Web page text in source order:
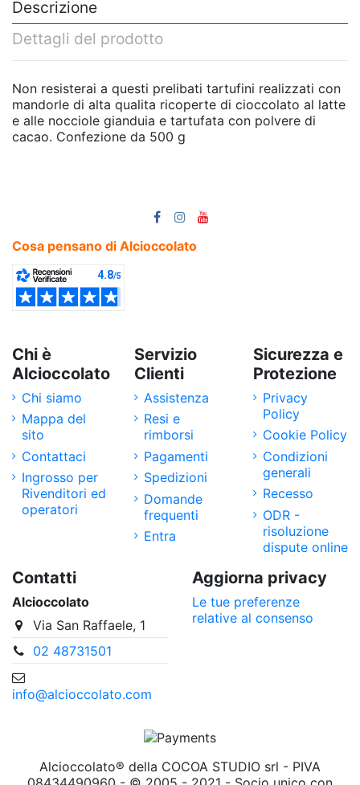
Descrizione
Dettagli del prodotto
Non resisterai a questi prelibati tartufini realizzati con
mandorle di alta qualita ricoperte di cioccolato al latte
e alle nocciole gianduia e tartufata con polvere di
cacao. Confezione da 500 g
Cosa pensano di Alcioccolato
Chi è
Alcioccolato
Chi siamo
Mappa del
sito
Contattaci
Ingrosso per
Rivenditori ed
operatori
Servizio
Clienti
Assistenza
Resi e
rimborsi
Pagamenti
Spedizioni
Domande
frequenti
Entra
Sicurezza e
Protezione
Privacy
Policy
Cookie Policy
Condizioni
generali
Recesso
ODR -
risoluzione
dispute online
Contatti
Alcioccolato
Via San Raffaele, 1
02 48731501
info@alcioccolato.com
Aggiorna privacy
Le tue preferenze
relative al consenso
Alcioccolato® della COCOA STUDIO srl - PIVA